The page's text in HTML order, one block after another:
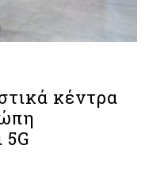
κέντρα
5G